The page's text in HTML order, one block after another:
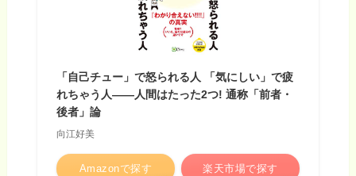
「自己チュー」で怒られる人 「気にしい」で疲
れちゃう人――人間はたった2つ! 通称「前者・
後者」論
向江好美
Amazonで探す 楽天市場で探す